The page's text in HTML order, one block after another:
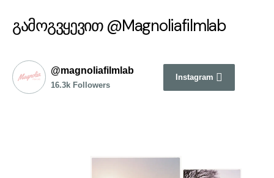
გამოგვყევით @Magnoliafilmlab
@magnoliafilmlab
16.3k Followers
Instagram